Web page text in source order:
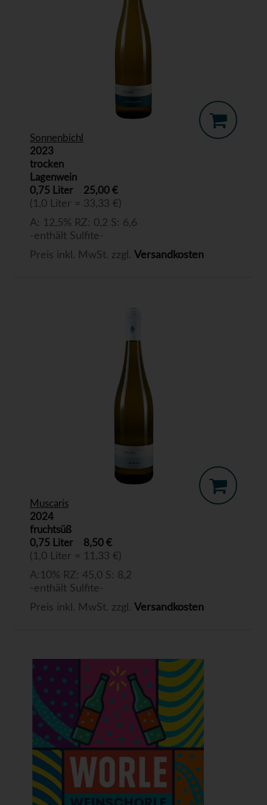
Sonnenbichl
2023
trocken
Lagenwein
0,75 Liter
25,00 €
(1,0 Liter = 33,33 €)
A: 12,5% RZ: 0,2 S: 6,6
-enthält Sulfite-
Preis inkl. MwSt. zzgl. Versandkosten
Muscaris
2024
fruchtsüß
0,75 Liter
8,50 €
(1,0 Liter = 11,33 €)
A:10% RZ: 45,0 S: 8,2
-enthält Sulfite-
Preis inkl. MwSt. zzgl. Versandkosten